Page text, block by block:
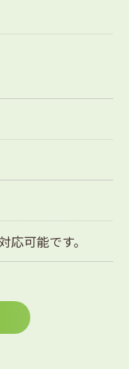
可能です。